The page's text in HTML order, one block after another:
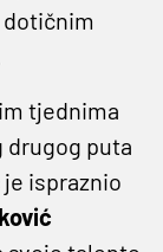
dotičnim
tjednima
drugog puta
ispraznio